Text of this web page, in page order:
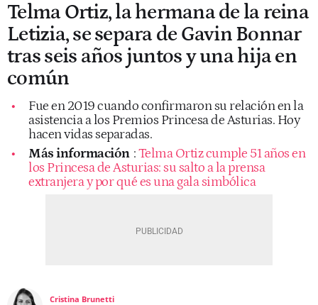
Telma Ortiz, la hermana de la reina
Letizia, se separa de Gavin Bonnar
tras seis años juntos y una hija en
común
Fue en 2019 cuando confirmaron su relación en la
asistencia a los Premios Princesa de Asturias. Hoy
hacen vidas separadas.
Más información :Telma Ortiz cumple 51 años en
los Princesa de Asturias: su salto a la prensa
extranjera y por qué es una gala simbólica
Cristina Brunetti